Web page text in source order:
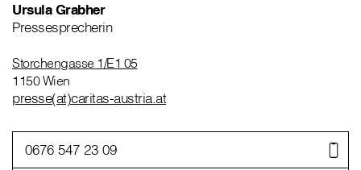
Ursula Grabher
Pressesprecherin
Storchengasse 1/E1 05
1150 Wien
presse(at)caritas-austria.at
0676 547 23 09